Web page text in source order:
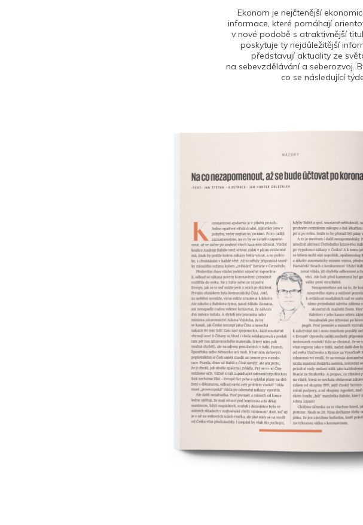
Ekonom je nejčtenější
informace, které pomáhají
v nové podobě s atraktivnější
poskytuje ty nejdůležitější
představují aktuality ze
na sebevzdělávání a seberozvoj.
co se následující